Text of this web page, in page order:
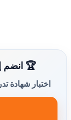
🏆 انضم
اختبار شهادة